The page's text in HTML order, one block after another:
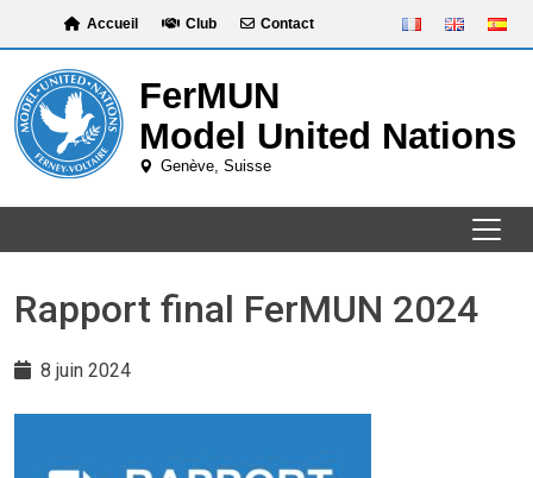
content
Accueil Club Contact
Rapport final FerMUN 2024
8 juin 2024